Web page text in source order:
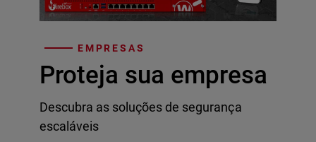
EMPRESAS
Proteja sua empresa
Descubra as soluções de segurança
escaláveis